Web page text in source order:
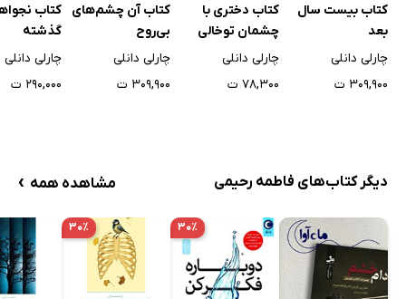
کتاب بیست سال
بعد
چارلی دانلی
۳۰۹,۹۰۰ ت
کتاب دختری با
چشمان توخالی
چارلی دانلی
۷۸,۳۰۰ ت
کتاب آن چشم‌های
بی‌روح
چارلی دانلی
۳۰۹,۹۰۰ ت
کتاب
گذشته
چارلی دانلی
۲۹۰,۰۰۰ ت
دیگر کتاب‌های فاطمه رحیمی مشاهده همه ›
۳۰٪ ۳۰٪